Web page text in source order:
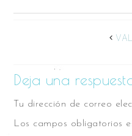
Deja una
Tu dirección de correo
Los campos obligatorios